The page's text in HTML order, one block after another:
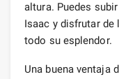
altura. Puedes
Isaac y disfrutar de
todo su esplendor.
Una buena ventaja